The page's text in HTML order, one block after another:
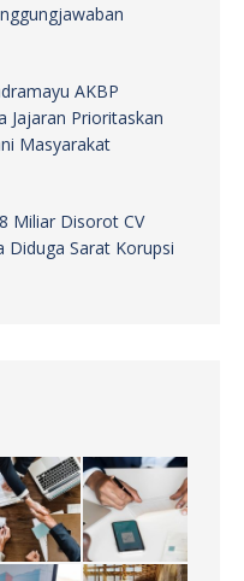
AKBP
Jajaran Prioritaskan
Masyarakat
Miliar Disorot CV
Diduga Sarat Korupsi